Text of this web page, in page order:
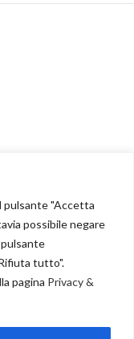
pulsante "Accetta
possibile negare
tutto".
pagina Privacy &